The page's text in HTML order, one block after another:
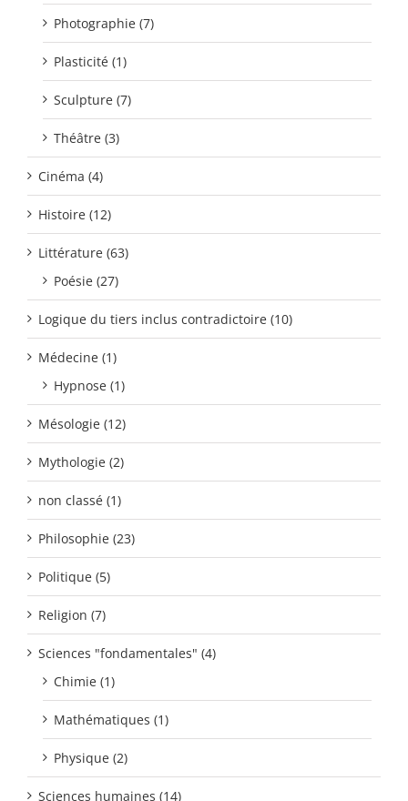
Photographie (7)
Plasticité (1)
Sculpture (7)
Théâtre (3)
Cinéma (4)
Histoire (12)
Littérature (63)
Poésie (27)
Logique du tiers inclus contradictoire (10)
Médecine (1)
Hypnose (1)
Mésologie (12)
Mythologie (2)
non classé (1)
Philosophie (23)
Politique (5)
Religion (7)
Sciences "fondamentales" (4)
Chimie (1)
Mathématiques (1)
Physique (2)
Sciences humaines (14)